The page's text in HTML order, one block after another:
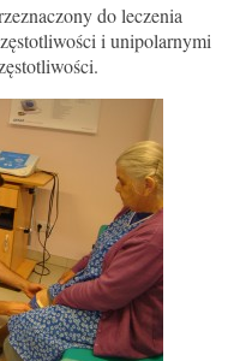
do leczenia
i unipolarnymi